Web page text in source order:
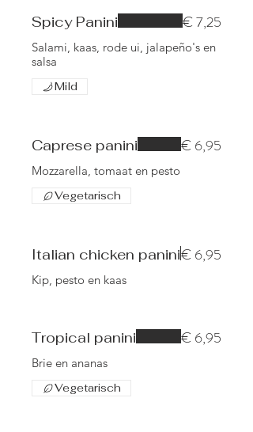
Spicy Panini
Salami, kaas, rode ui, jalapeño's en
salsa
€ 7,25
Mild
Caprese panini
Mozzarella, tomaat en pesto
€ 6,95
Vegetarisch
Italian chicken panini
Kip, pesto en kaas
€ 6,95
Tropical panini
Brie en ananas
€ 6,95
Vegetarisch